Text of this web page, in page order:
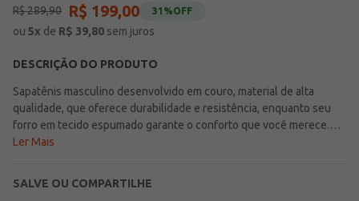
R$289,90 R$ 199,00 31%OFF
ou 5x de R$ 39,80 sem juros
DESCRIÇÃO DO PRODUTO
Sapatênis masculino desenvolvido em couro, material de alta
qualidade, que oferece durabilidade e resistência, enquanto seu
forro em tecido espumado garante o conforto que você merece.
Possui design moderno e versátil com texturas pelo cabedal,
sistema "calce fácil", com cadarço elástico que permite o ajuste
Ler Mais
SALVE OU COMPARTILHE